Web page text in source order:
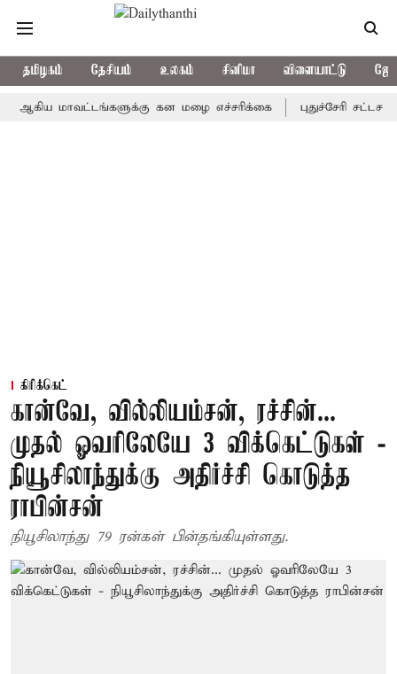
தமிழகம் தேசியம் உலகம் சினிமா விளையாட்டு
மாவட்டங்களுக்கு கன மழை எச்சரிக்கை புதுச்சேரி
கிரிக்கெட்
கான்வே, வில்லியம்சன், ரச்சின்...
முதல் ஓவரிலேயே 3 விக்கெட்டுகள் -
நியூசிலாந்துக்கு அதிர்ச்சி கொடுத்த
ராபின்சன்
நியூசிலாந்து 79 ரன்கள் பின்தங்கியுள்ளது.